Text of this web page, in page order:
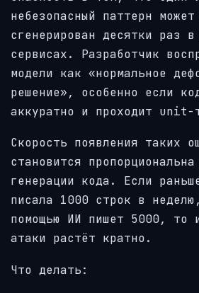
небезопасный паттерн
сгенерирован десятки раз в
сервисах. Разработчик
модели как «нормальное
решение», особенно если
аккуратно и проходит unit-
Скорость появления таких
становится
генерации кода. Если
писала 1000 строк в
помощью ИИ пишет 5000, то
атаки растёт кратно.
Что делать: